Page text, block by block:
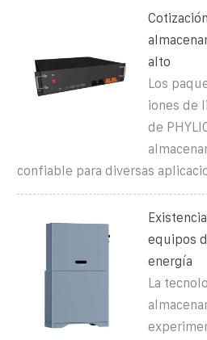
alto
Los
iones de
de
confiable para diversas
equipos
energía
La